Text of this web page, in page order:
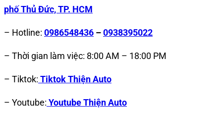
phố Thủ Đức, TP. HCM
– Hotline: 0986548436 –0938395022
– Thời gian làm việc: 8:00 AM – 18:00 PM
– Tiktok: Tiktok Thiện Auto
– Youtube: Youtube Thiện Auto